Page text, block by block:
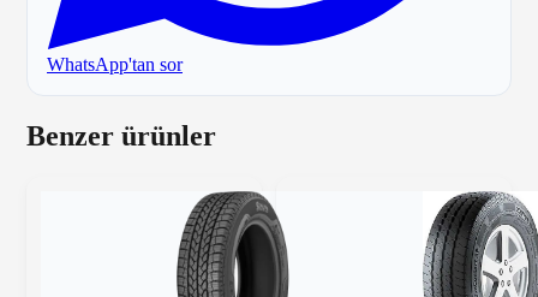
WhatsApp'tan sor
Benzer ürünler